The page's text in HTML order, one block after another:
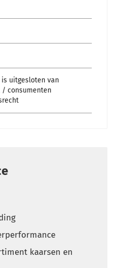
uitgesloten van
/ consumenten
kaarsen en